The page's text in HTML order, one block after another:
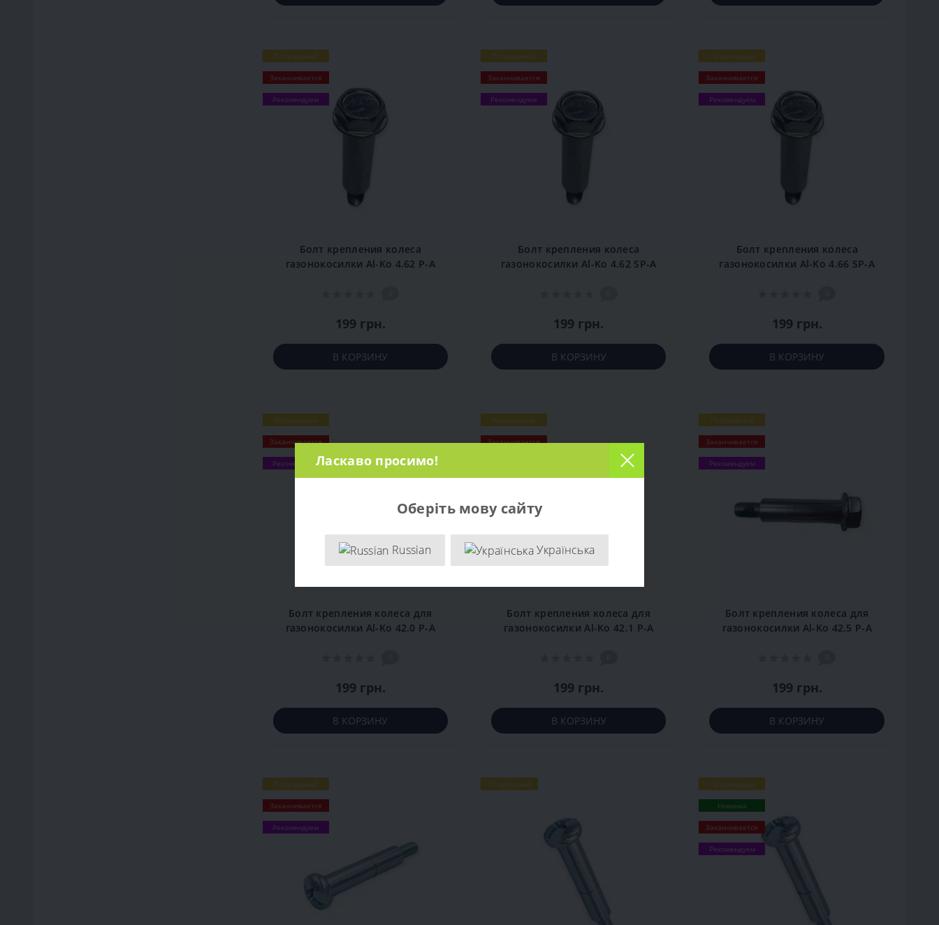
Популярный
Заканчивается
Рекомендуем
Болт крепления колеса
газонокосилки Al-Ko 4.62 P-A
199 грн.
В КОРЗИНУ
Популярный
Заканчивается
Рекомендуем
Болт крепления колеса
газонокосилки Al-Ko 4.62 SP-A
199 грн.
В КОРЗИНУ
Популярный
Заканчивается
Рекомендуем
Болт крепления колеса
газонокосилки Al-Ko 4.66 SP-A
199 грн.
В КОРЗИНУ
Популярный
Заканчивается
Рекомендуем
Болт крепления колеса для
газонокосилки Al-Ko 42.0 P-A
199 грн.
В КОРЗИНУ
Популярный
Заканчивается
Болт крепления колеса для
газонокосилки Al-Ko 42.1 P-A
199 грн.
В КОРЗИНУ
Популярный
Заканчивается
Рекомендуем
Болт крепления колеса для
газонокосилки Al-Ko 42.5 P-A
199 грн.
В КОРЗИНУ
Популярный
Заканчивается
Рекомендуем
Популярный Популярный
Новинка
Заканчивается
Рекомендуем
Ласкаво просимо!
Оберіть мову сайту
Russian Українська